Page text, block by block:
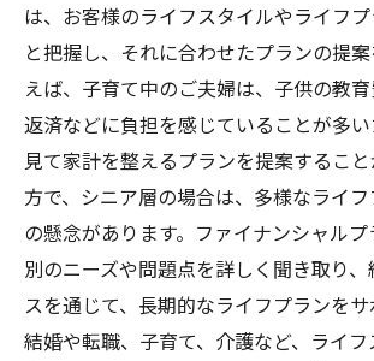
は、お客様のライフスタイルやライフ
と把握し、それに合わせたプランの提
えば、子育て中のご夫婦は、子供の教
返済などに負担を感じていることが多
見て家計を整えるプランを提案するこ
方で、シニア層の場合は、多様なライ
の懸念があります。ファイナンシャル
別のニーズや問題点を詳しく聞き取り
スを通じて、長期的なライフプランをサ
結婚や転職、子育て、介護など、ライ